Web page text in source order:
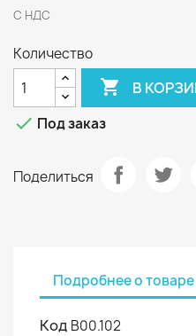
С НДС
Количество
 В
 Под заказ
Поделиться
Подробнее о товаре
Код В00.102